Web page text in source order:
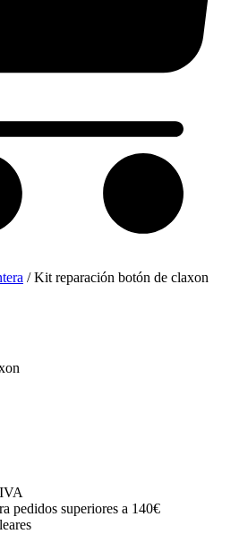
/ Kit reparación botón de claxon
pedidos superiores a 140€